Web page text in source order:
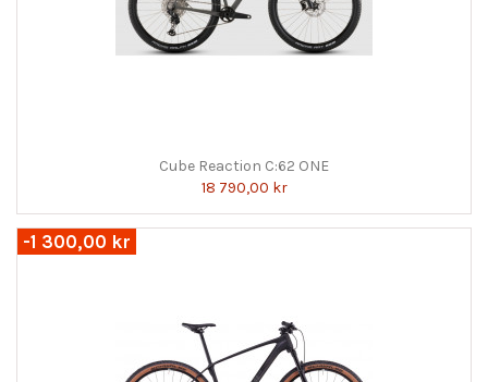
Cube Reaction C:62 ONE
18 790,00 kr
-1 300,00 kr